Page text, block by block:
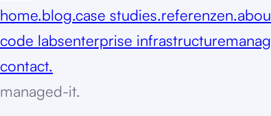
home.blog.case studies.referenzen.
code labsenterprise infrastructure
contact.
managed-it.